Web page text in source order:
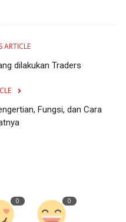
ARTICLE
dilakukan Traders
Fungsi, dan Cara
0 0